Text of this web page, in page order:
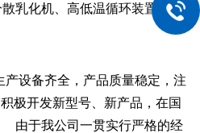
乳化机、高低温循环装置等多
设备齐全，产品质量稳定，注
极开发新型号、新产品，在国
由于我公司一贯实行严格的经